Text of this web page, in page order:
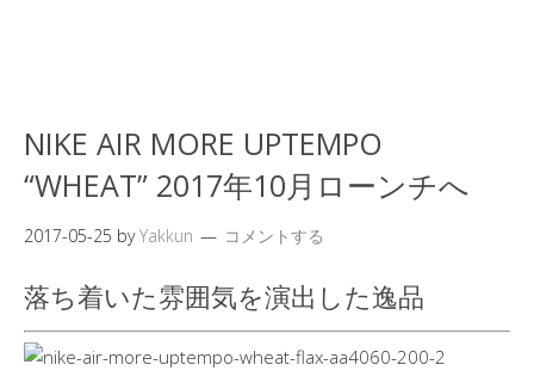
NIKE AIR MORE UPTEMPO
“WHEAT” 2017年10月ローンチへ
2017-05-25 byYakkun コメントする
落ち着いた雰囲気を演出した逸品